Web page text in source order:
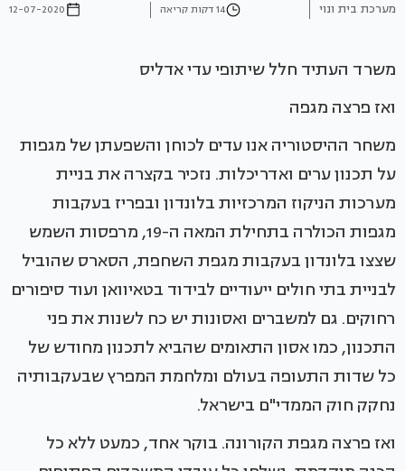
מערכת בית ונוי 14 דקות קריאה 12-07-2020
משרד העתיד חלל שיתופי עדי אדליס
ואז פרצה מגפה
משחר ההיסטוריה אנו עדים לכוחן והשפעתן של מגפות
על תכנון ערים ואדריכלות. נזכיר בקצרה את בניית
מערכות הניקוז המרכזיות בלונדון ובפריז בעקבות
מגפות הכולרה בתחילת המאה ה-19, מרפסות השמש
שצצו בלונדון בעקבות מגפת השחפת, הסארס שהוביל
לבניית בתי חולים ייעודיים לבידוד בטאיוואן ועוד סיפורים
רחוקים. גם למשברים ואסונות יש כח לשנות את פני
התכנון, כמו אסון התאומים שהביא לתכנון מחודש של
כל שדות התעופה בעולם ומלחמת המפרץ שבעקבותיה
נחקק חוק הממדי"ם בישראל.
ואז פרצה מגפת הקורונה. בוקר אחד, כמעט ללא כל